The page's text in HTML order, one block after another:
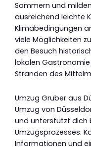
Sommern und
ausreichend leichte
Klimabedingungen
viele Möglichkeiten
den Besuch
lokalen
Stränden des
Umzug Gruber aus
Umzug von
und unterstützt dich
Umzugsprozesses.
Informationen und